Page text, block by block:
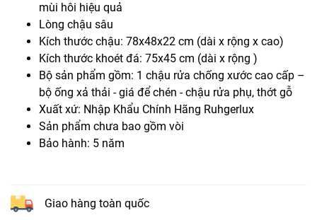
mùi hôi hiệu quả
Lòng chậu sâu
Kích thước chậu: 78x48x22 cm (dài x rộng x cao)
Kích thước khoét đá: 75x45 cm (dài x rộng )
Bộ sản phẩm gồm: 1 chậu rửa chống xước cao cấp –
bộ ống xả thải - giá để chén - chậu rửa phụ, thớt gỗ
Xuất xứ: Nhập Khẩu Chính Hãng Ruhgerlux
Sản phẩm chưa bao gồm vòi
Bảo hành: 5 năm
Giao hàng toàn quốc